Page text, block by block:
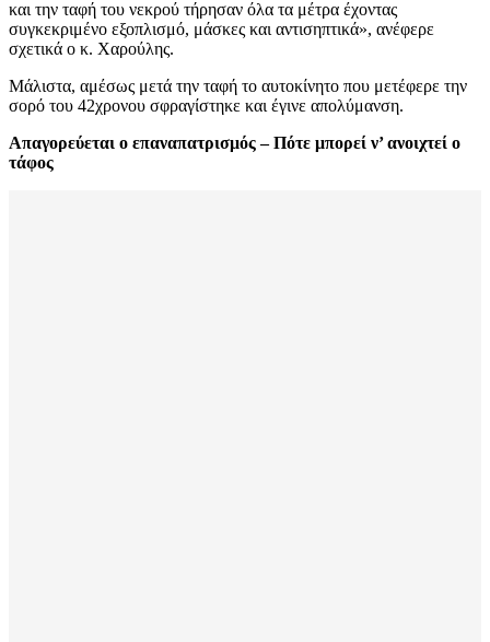
και την ταφή του νεκρού τήρησαν όλα τα μέτρα έχοντας
συγκεκριμένο εξοπλισμό, μάσκες και αντισηπτικά», ανέφερε
σχετικά ο κ. Χαρούλης.
Μάλιστα, αμέσως μετά την ταφή το αυτοκίνητο που μετέφερε την
σορό του 42χρονου σφραγίστηκε και έγινε απολύμανση.
Απαγορεύεται ο επαναπατρισμός – Πότε μπορεί ν’ ανοιχτεί ο
τάφος